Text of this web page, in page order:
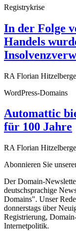
Registrykrise
In der Folge
Handels
RA Florian
WordPress-Domains
Automattic
für 100 Jahre
RA Florian
Abonnieren Sie
Der Domain-
deutschsprachige
Domains". Unser
donnerstags über
Registrierung,
Internetpolitik.